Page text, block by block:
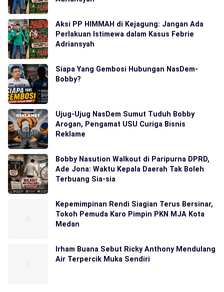
Aksi PP HIMMAH di Kejagung: Jangan Ada
Perlakuan Istimewa dalam Kasus Febrie
Adriansyah
Siapa Yang Gembosi Hubungan NasDem-
Bobby?
Ujug-Ujug NasDem Sumut Tuduh Bobby
Arogan, Pengamat USU Curiga Bisnis
Reklame
Bobby Nasution Walkout di Paripurna DPRD,
Ade Jona: Waktu Kepala Daerah Tak Boleh
Terbuang Sia-sia
Kepemimpinan Rendi Siagian Terus Bersinar,
Tokoh Pemuda Karo Pimpin PKN MJA Kota
Medan
Irham Buana Sebut Ricky Anthony Mendulang
Air Terpercik Muka Sendiri